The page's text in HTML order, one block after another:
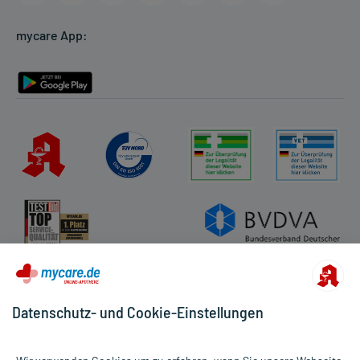
Rückgabe/Widerruf
mycare App:
Datenschutz- und Cookie-Einstellungen